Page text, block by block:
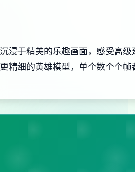
沉浸于精美的乐趣画面，感受高
更精细的英雄模型，单个数个个帧